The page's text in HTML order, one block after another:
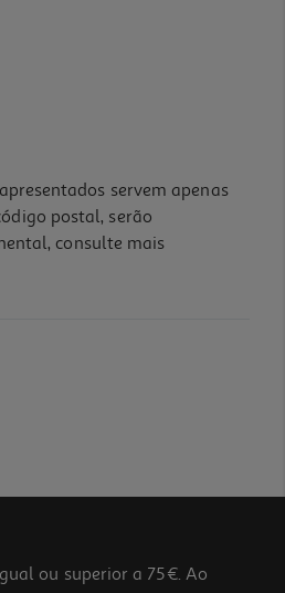
servem apenas
postal, serão
consulte mais
ou superior a 75€. Ao